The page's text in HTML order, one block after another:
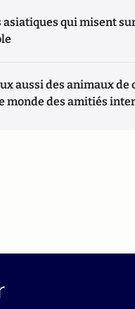
asiatiques qui misent
aussi des animaux de
monde des amitiés